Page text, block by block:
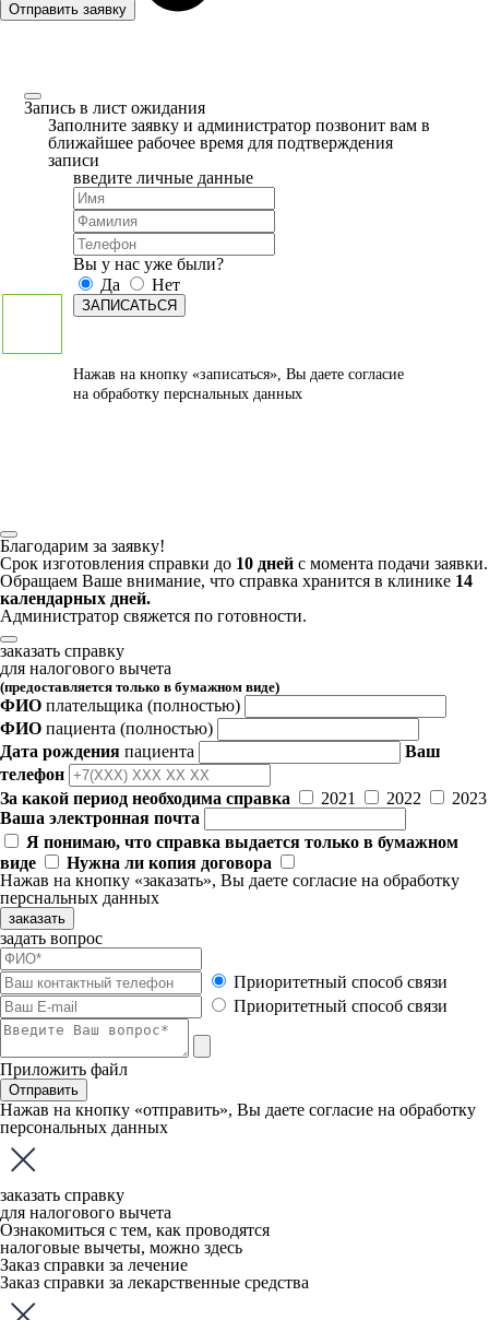
Отправить заявку
Запись в лист ожидания
Заполните заявку и администратор позвонит вам в
ближайшее рабочее время для подтверждения
записи
введите личные данные
Вы у нас уже были?
Да
Нет
ЗАПИСАТЬСЯ
Нажав на кнопку «записаться», Вы даете согласие
на обработку перснальных данных
Благодарим за заявку!
Срок изготовления справки до 10 дней с момента подачи заявки.
Обращаем Ваше внимание, что справка хранится в клинике 14
календарных дней.
Администратор свяжется по готовности.
заказать справку
для налогового вычета
(предоставляется только в бумажном виде)
ФИО плательщика (полностью)
ФИО пациента (полностью)
Дата рождения пациента
Ваш
телефон
За какой период необходима справка
2021 2022
2023
Ваша электронная почта
Я понимаю, что справка выдается только в бумажном
виде
Нужна ли копия договора
Нажав на кнопку «заказать», Вы даете согласие на обработку
перснальных данных
заказать
задать вопрос
Приоритетный способ связи
Приоритетный способ связи
Приложить файл
Отправить
Нажав на кнопку «отправить», Вы даете согласие на обработку
персональных данных
заказать справку
для налогового вычета
Ознакомиться с тем, как проводятся
налоговые вычеты, можно здесь
Заказ справки за лечение
Заказ справки за лекарственные средства